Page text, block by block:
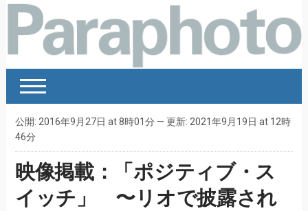
公開: 2016年9月27日 at 8時01分 — 更新: 2021年9月19日 at 12時
46分
映像掲載：「ポジティブ・ス
イッチ」 〜リオで披露され